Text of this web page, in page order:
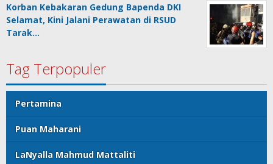
Korban Kebakaran Gedung Bapenda DKI
Selamat, Kini Jalani Perawatan di RSUD
Tarak…
Tag Terpopuler
Pertamina
Puan Maharani
LaNyalla Mahmud Mattaliti